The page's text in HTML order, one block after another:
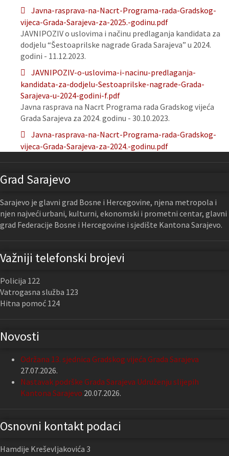
Javna-rasprava-na-Nacrt-Programa-rada-Gradskog-
vijeca-Grada-Sarajeva-za-2025.-godinu.pdf
JAVNIPOZIV o uslovima i načinu predlaganja kandidata za
dodjelu “Šestoaprilske nagrade Grada Sarajeva” u 2024.
godini - 11.12.2023.
JAVNIPOZIV-o-uslovima-i-nacinu-predlaganja-
kandidata-za-dodjelu-Sestoaprilske-nagrade-Grada-
Sarajeva-u-2024-godini-f.pdf
Javna rasprava na Nacrt Programa rada Gradskog vijeća
Grada Sarajeva za 2024. godinu - 30.10.2023.
Javna-rasprava-na-Nacrt-Programa-rada-Gradskog-
vijeca-Grada-Sarajeva-za-2024.-godinu.pdf
Grad Sarajevo
Sarajevo je glavni grad Bosne i Hercegovine, njena metropola i
njen najveći urbani, kulturni, ekonomski i prometni centar, glavni
grad Federacije Bosne i Hercegovine i sjedište Kantona Sarajevo.
Važniji telefonski brojevi
Policija 122
Vatrogasna služba 123
Hitna pomoć 124
Novosti
Održana 13. sjednica Gradskog vijeća Grada Sarajeva
27.07.2026.
Nastavak podrške Grada Sarajeva Udruženju slijepih
Kantona Sarajevo 20.07.2026.
Osnovni kontakt podaci
Hamdije Kreševljakovića 3